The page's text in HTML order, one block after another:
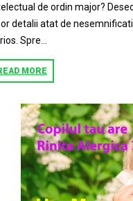
de ordin major?
detalii atat de
Spre...
MORE